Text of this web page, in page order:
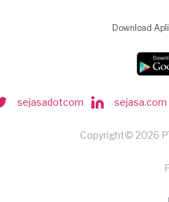
Download
sejasadotcom sejasa.com
Copyright© 2026